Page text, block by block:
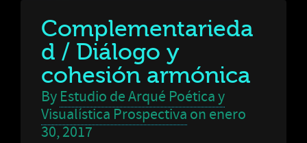
Complementarieda
d / Diálogo y
cohesión armónica
By Estudio de Arqué Poética y
Visualística Prospectivaonenero
30, 2017